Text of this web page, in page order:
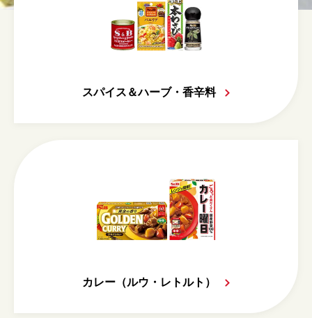
スパイス＆ハーブ・香辛料
カレー（ルウ・レトルト）